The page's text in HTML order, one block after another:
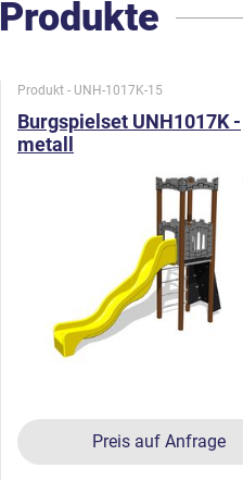
Produkte
Produkt - UNH-1017K-15
Burgspielset UNH1017K -
metall
Preis auf Anfrage